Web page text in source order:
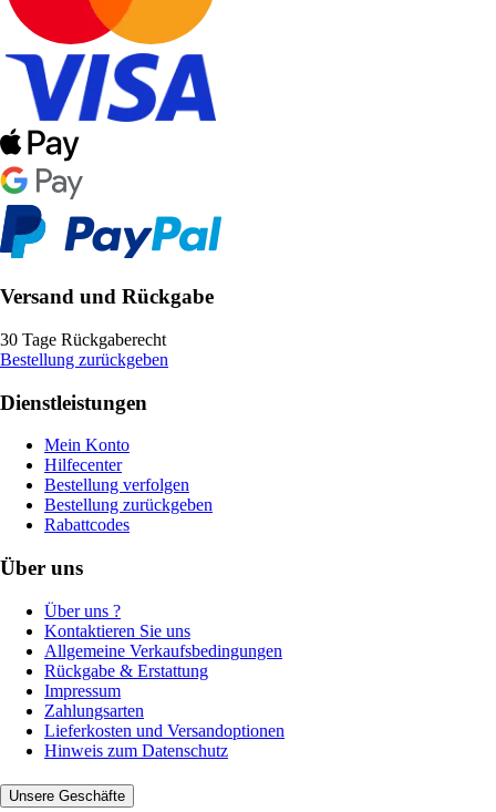
Versand und Rückgabe
30 Tage Rückgaberecht
Bestellung zurückgeben
Dienstleistungen
Mein Konto
Hilfecenter
Bestellung verfolgen
Bestellung zurückgeben
Rabattcodes
Über uns
Über uns ?
Kontaktieren Sie uns
Allgemeine Verkaufsbedingungen
Rückgabe & Erstattung
Impressum
Zahlungsarten
Lieferkosten und Versandoptionen
Hinweis zum Datenschutz
Unsere Geschäfte